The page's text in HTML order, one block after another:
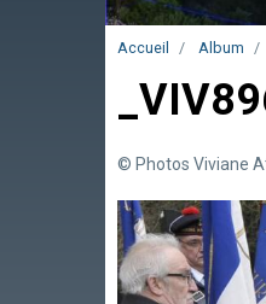
Accueil Album
© Photos Viviane